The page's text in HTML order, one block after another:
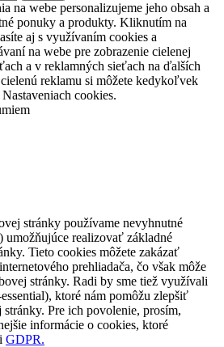
na webe personalizujeme jeho obsah a
ponuky a produkty. Kliknutím na
aj s využívaním cookies a
na webe pre zobrazenie cielenej
a v reklamných sieťach na ďalších
reklamu si môžete kedykoľvek
cookies.
stránky používame nevyhnutné
umožňujúce realizovať základné
Tieto cookies môžete zakázať
prehliadača, čo však môže
stránky. Radi by sme tiež využívali
ktoré nám pomôžu zlepšiť
Pre ich povolenie, prosím,
informácie o cookies, ktoré
GDPR.